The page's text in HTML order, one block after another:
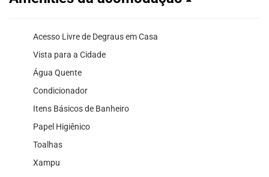
Acesso Livre de Degraus em Casa
Vista para a Cidade
Água Quente
Condicionador
Itens Básicos de Banheiro
Papel Higiênico
Toalhas
Xampu